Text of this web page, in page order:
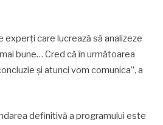
experți care lucrează să analizeze
bune… Cred că în următoarea
și atunci vom comunica”, a
definitivă a programului este